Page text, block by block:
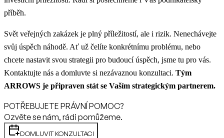
příběh.
Svět veřejných zakázek je plný příležitostí, ale i rizik. Nenechávejte
svůj úspěch náhodě. Ať už čelíte konkrétnímu problému, nebo
chcete nastavit svou strategii pro budoucí úspěch, jsme tu pro vás.
Kontaktujte nás a domluvte si nezávaznou konzultaci. Tým
ARROWS je připraven stát se Vaším strategickým partnerem.
POTŘEBUJETE PRÁVNÍ POMOC?
Ozvěte se nám, rádi pomůžeme.
DOMLUVIT KONZULTACI